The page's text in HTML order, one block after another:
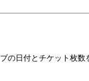
の日付とチケット枚